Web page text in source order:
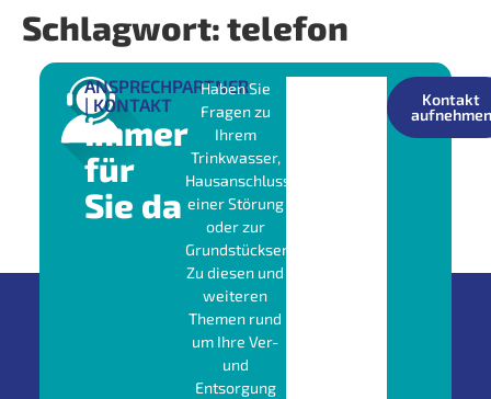
Schlagwort:telefon
ANSPRECHPARTNER
| KONTAKT
Immer
für
Sie da
Haben Sie
Fragen zu
Ihrem
Trinkwasser,
Hausanschluss,
einer Störung
oder zur
Grundstücksentwässerung?
Zu diesen und
weiteren
Themen rund
um Ihre Ver-
und
Entsorgung
Kontakt
aufnehmen